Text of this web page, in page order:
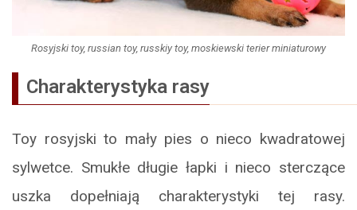
Rosyjski toy, russian toy, russkiy toy, moskiewski terier miniaturowy
Charakterystyka rasy
Toy rosyjski to mały pies o nieco kwadratowej
sylwetce. Smukłe długie łapki i nieco sterczące
uszka dopełniają charakterystyki tej rasy.